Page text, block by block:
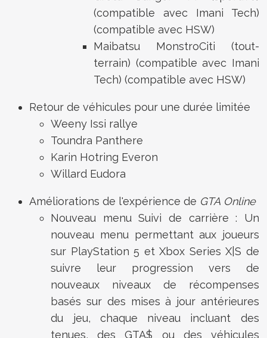
(compatible avec Imani Tech)
(compatible avec HSW)
Maibatsu MonstroCiti (tout-
terrain) (compatible avec Imani
Tech) (compatible avec HSW)
Retour de véhicules pour une durée limitée
Weeny Issi rallye
Toundra Panthere
Karin Hotring Everon
Willard Eudora
Améliorations de l'expérience de GTA Online
Nouveau menu Suivi de carrière : Un
nouveau menu permettant aux joueurs
sur PlayStation 5 et Xbox Series X|S de
suivre leur progression vers de
nouveaux niveaux de récompenses
basés sur des mises à jour antérieures
du jeu, chaque niveau incluant des
tenues, des GTA$ ou des véhicules